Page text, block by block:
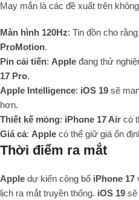
May mắn là các đề xuất trên
Màn hình 120Hz: Tin đồn cho rằng
ProMotion.
Pin cải tiến: Apple đang thử
17 Pro.
Apple Intelligence: iOS 19 sẽ
hơn.
Thiết kế mỏng: iPhone 17 Air có
Giá cả: Apple có thể giữ giá ổn
Thời điểm ra mắt
Apple dự kiến công bố iPhone 17
lịch ra mắt truyền thống. iOS 19 sẽ